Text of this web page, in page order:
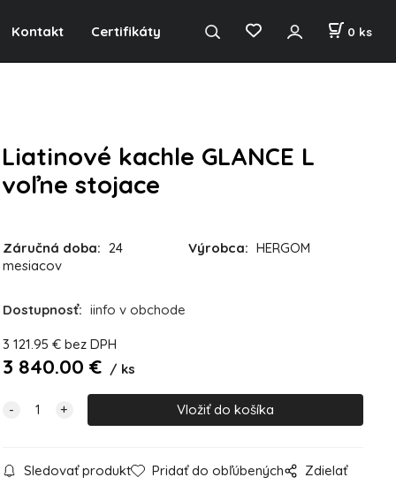
Kontakt Certifikáty 0 ks
Liatinové kachle GLANCE L
voľne stojace
Záručná doba: 24
mesiacov
Výrobca: HERGOM
Dostupnosť: iinfo v obchode
3 121.95 € bez DPH
3 840.00 € ks
Sledovať produkt Pridať do obľúbených Zdielať